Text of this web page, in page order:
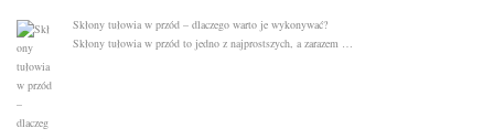
Skłony tułowia w przód – dlaczego warto je wykonywać?
Skłony tułowia w przód to jedno z najprostszych, a zarazem …